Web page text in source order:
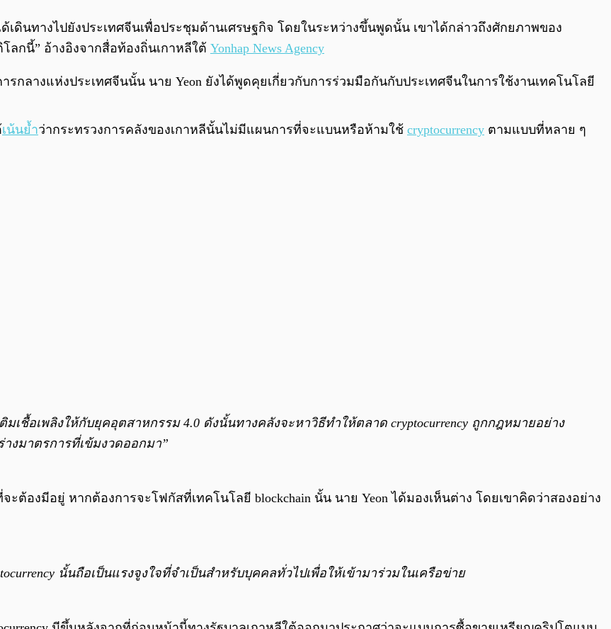
เดินทางไปยังประเทศจีนเพื่อประชุมด้านเศรษฐกิจ โดยในระหว่างขึ้นพูดนั้น เขาได้กล่าวถึงศักยภาพของ
ลกนี้” อ้างอิงจากสื่อท้องถิ่นเกาหลีใต้ Yonhap News Agency
กลางแห่งประเทศจีนนั้น นาย Yeon ยังได้พูดคุยเกี่ยวกับการร่วมมือกันกับประเทศจีนในการใช้งานเทคโนโลยี
เน้นย้ำว่ากระทรวงการคลังของเกาหลีนั้นไม่มีแผนการที่จะแบนหรือห้ามใช้ cryptocurrency ตามแบบที่หลาย ๆ
เชื้อเพลิงให้กับยุคอุตสาหกรรม 4.0 ดังนั้นทางคลังจะหาวิธีทำให้ตลาด cryptocurrency ถูกกฎหมายอย่าง
างมาตรการที่เข้มงวดออกมา”
ต้องมีอยู่ หากต้องการจะโฟกัสที่เทคโนโลยี blockchain นั้น นาย Yeon ได้มองเห็นต่าง โดยเขาคิดว่าสองอย่าง
นั้นถือเป็นแรงจูงใจที่จำเป็นสำหรับบุคคลทั่วไปเพื่อให้เข้ามาร่วมในเครือข่าย